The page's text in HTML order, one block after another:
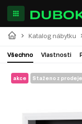
Katalog nábytku
Všechno Vlastnosti
akce Staženo z prodeje